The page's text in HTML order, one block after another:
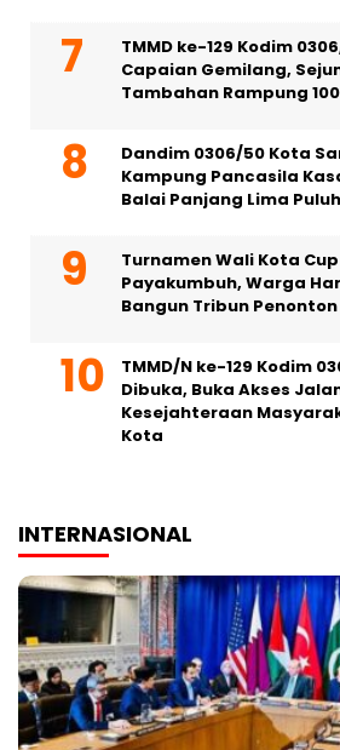
TMMD ke-129 Kodim
Capaian Gemilang,
Tambahan Rampung
Dandim 0306/50 Kota
Kampung Pancasila
Balai Panjang Lima
Turnamen Wali Kota Cup
Payakumbuh, Warga
Bangun Tribun Penonton
TMMD/N ke-129 Kodim
Dibuka, Buka Akses
Kesejahteraan
Kota
INTERNASIONAL